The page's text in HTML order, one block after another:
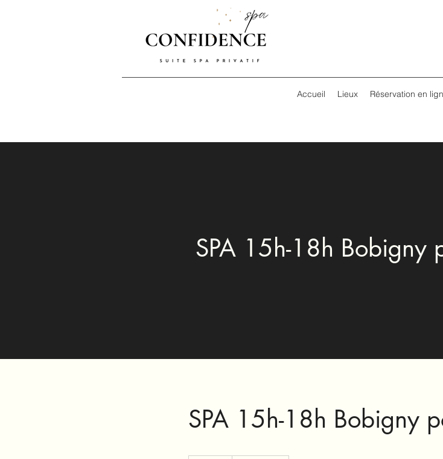
Accueil Lieux Réservation en
SPA 15h-18h Bobigny
SPA 15h-18h Bobigny